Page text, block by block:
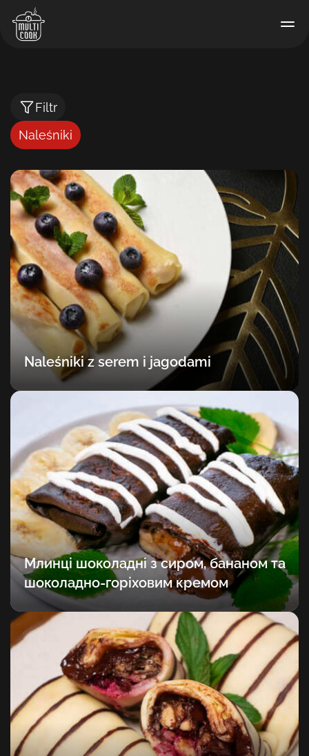
Filtr
Naleśniki
Naleśniki z serem i jagodami
Млинці шоколадні з сиром, бананом та
шоколадно-горіховим кремом